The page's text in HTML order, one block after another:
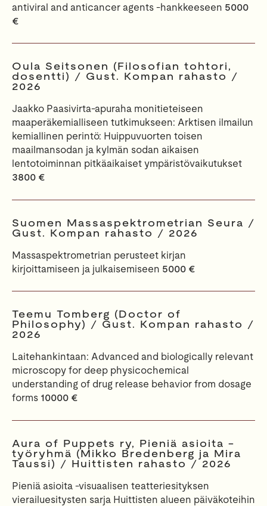
antiviral and anticancer agents -hankkeeseen 5000
€
Oula Seitsonen (Filosofian tohtori,
dosentti) / Gust. Kompan rahasto /
2026
Jaakko Paasivirta-apuraha monitieteiseen
maaperäkemialliseen tutkimukseen: Arktisen ilmailun
kemiallinen perintö: Huippuvuorten toisen
maailmansodan ja kylmän sodan aikaisen
lentotoiminnan pitkäaikaiset ympäristövaikutukset
3800 €
Suomen Massaspektrometrian Seura /
Gust. Kompan rahasto / 2026
Massaspektrometrian perusteet kirjan
kirjoittamiseen ja julkaisemiseen 5000 €
Teemu Tomberg (Doctor of
Philosophy) / Gust. Kompan rahasto /
2026
Laitehankintaan: Advanced and biologically relevant
microscopy for deep physicochemical
understanding of drug release behavior from dosage
forms 10000 €
Aura of Puppets ry, Pieniä asioita -
työryhmä (Mikko Bredenberg ja Mira
Taussi) / Huittisten rahasto / 2026
Pieniä asioita -visuaalisen teatteriesityksen
vierailuesitysten sarja Huittisten alueen päiväkoteihin